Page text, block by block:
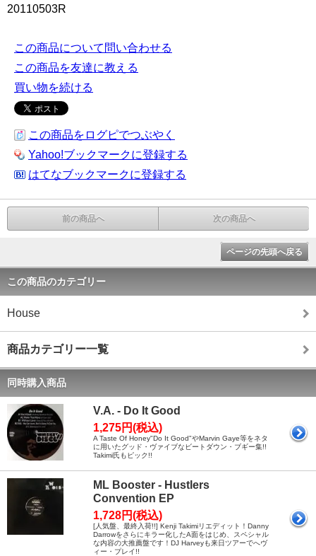
20110503R
この商品について問い合わせる
この商品を友達に教える
買い物を続ける
この商品をログピでつぶやく
Yahoo!ブックマークに登録する
はてなブックマークに登録する
前の商品へ 次の商品へ
ページの先頭へ戻る
この商品のカテゴリー
House
商品カテゴリー一覧
同時購入商品
V.A. - Do It Good
1,275円(税込)
A Taste Of Honey"Do It Good"やMarvin Gaye等をネタ
に用いたグッド・ヴァイブなビートダウン・ブギー集!!
Takimi氏もピック!!
ML Booster - Hustlers
Convention EP
1,728円(税込)
[人気盤、最終入荷!!] Kenji Takimiリエディット！Danny
Darrowをさらにキラー化したA面をはじめ、スペシャル
な内容の大推薦盤です！DJ Harveyも来日ツアーでへヴ
ィー・プレイ!!